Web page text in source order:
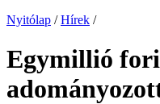
Nyitólap / Hírek /
Egymillió